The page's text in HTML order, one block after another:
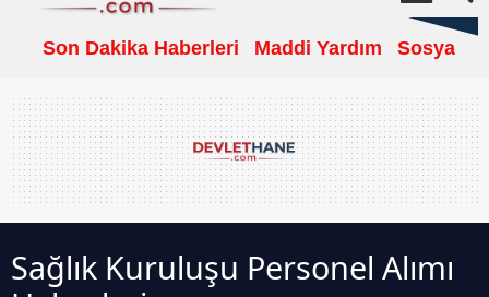
Son Dakika Haberleri Maddi Yardım Sosyal
Sağlık Kuruluşu Personel Alımı